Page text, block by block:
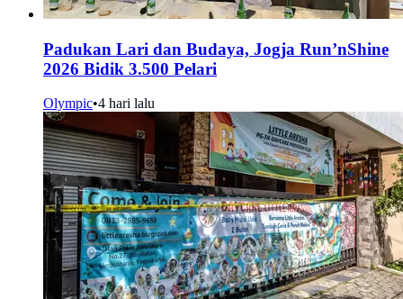
Padukan Lari dan Budaya, Jogja Run’nShine
2026 Bidik 3.500 Pelari
Olympic•4 hari lalu